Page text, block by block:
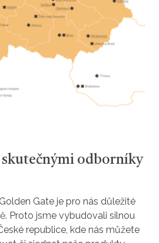
skutečnými odborníky
Gate je pro nás důležité
Proto jsme vybudovali silnou
republice, kde nás můžete